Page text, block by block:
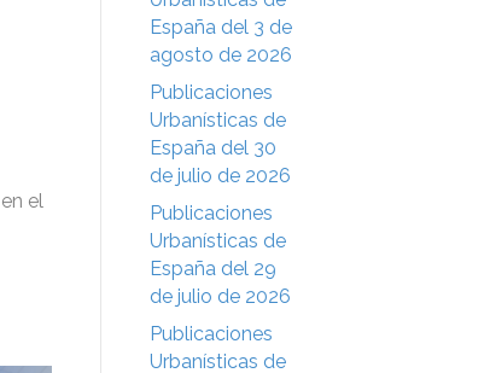
en el
España del 3 de
agosto de 2026
Publicaciones
Urbanísticas de
España del 30
de julio de 2026
Publicaciones
Urbanísticas de
España del 29
de julio de 2026
Publicaciones
Urbanísticas de